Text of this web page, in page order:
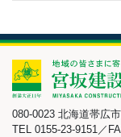
080-0023 北海道帯広
TEL 0155-23-9151／